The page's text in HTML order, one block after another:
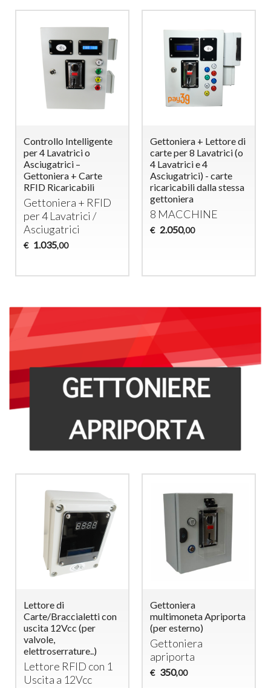
Controllo Intelligente
per 4 Lavatrici o
Asciugatrici –
Gettoniera + Carte
RFID Ricaricabili
Gettoniera + RFID
per 4 Lavatrici /
Asciugatrici
€ 1.035,00
Gettoniera + Lettore di
carte per 8 Lavatrici (o
4 Lavatrici e 4
Asciugatrici) - carte
ricaricabili dalla stessa
gettoniera
8 MACCHINE
€ 2.050,00
Lettore di
Carte/Braccialetti con
uscita 12Vcc (per
valvole,
elettroserrature..)
Lettore RFID con 1
Uscita a 12Vcc
Gettoniera
multimoneta Apriporta
(per esterno)
Gettoniera
apriporta
€ 350,00